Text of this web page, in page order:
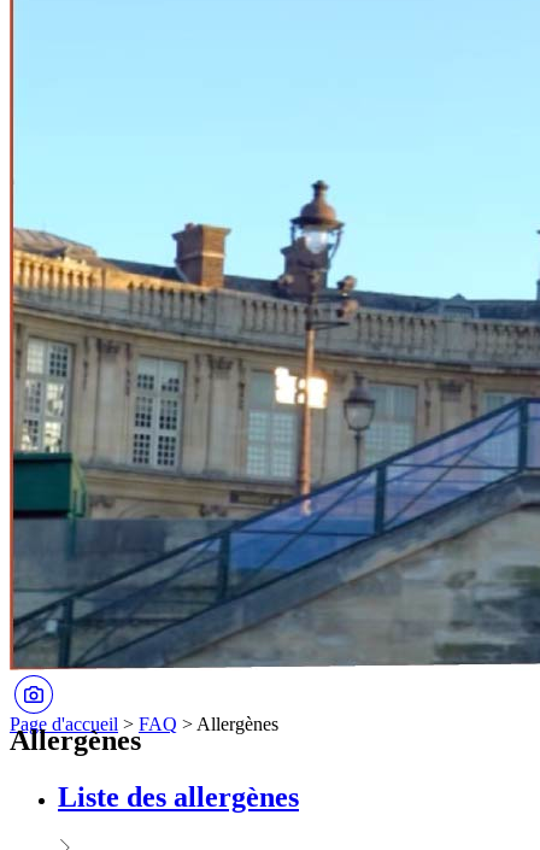
Page d'accueil > FAQ > Allergènes
Allergènes
Liste des allergènes